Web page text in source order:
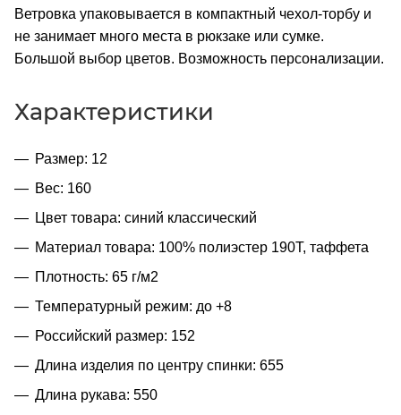
Ветровка упаковывается в компактный чехол-торбу и
не занимает много места в рюкзаке или сумке.
Большой выбор цветов. Возможность персонализации.
Характеристики
Размер: 12
Вес: 160
Цвет товара: синий классический
Материал товара: 100% полиэстер 190T, таффета
Плотность: 65 г/м2
Температурный режим: до +8
Российский размер: 152
Длина изделия по центру спинки: 655
Длина рукава: 550